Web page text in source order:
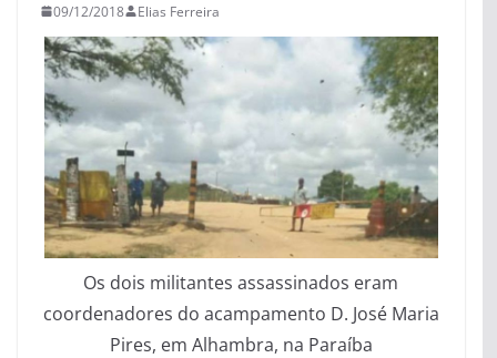
09/12/2018 Elias Ferreira
Os dois militantes assassinados eram
coordenadores do acampamento D. José Maria
Pires, em Alhambra, na Paraíba